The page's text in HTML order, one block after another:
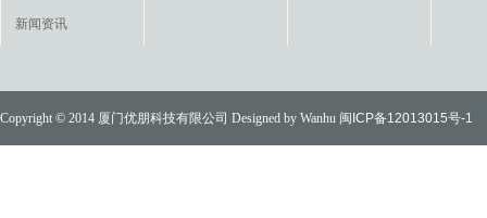
新闻资讯
Copyright © 2014 厦门优朋科技有限公司 Designed by Wanhu 闽ICP备12013015号-1